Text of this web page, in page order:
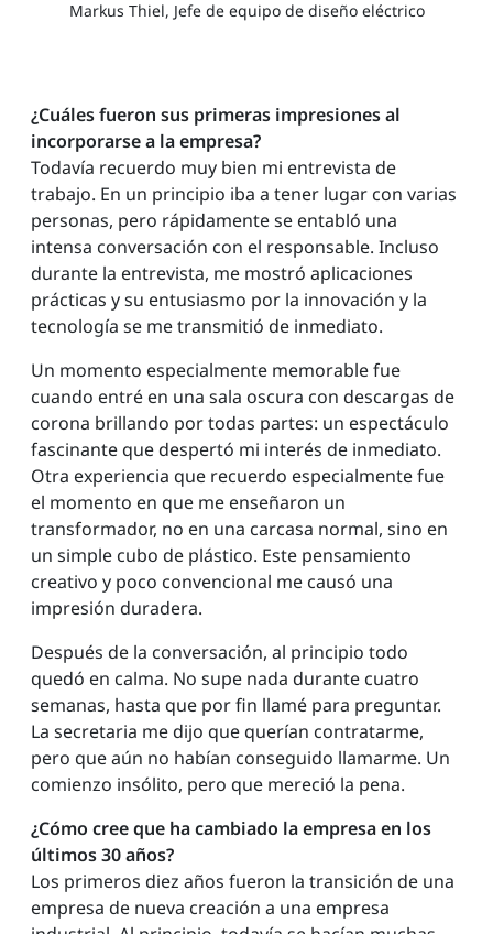
Markus Thiel, Jefe de equipo de diseño eléctrico
¿Cuáles fueron sus primeras impresiones al
incorporarse a la empresa?
Todavía recuerdo muy bien mi entrevista de
trabajo. En un principio iba a tener lugar con varias
personas, pero rápidamente se entabló una
intensa conversación con el responsable. Incluso
durante la entrevista, me mostró aplicaciones
prácticas y su entusiasmo por la innovación y la
tecnología se me transmitió de inmediato.
Un momento especialmente memorable fue
cuando entré en una sala oscura con descargas de
corona brillando por todas partes: un espectáculo
fascinante que despertó mi interés de inmediato.
Otra experiencia que recuerdo especialmente fue
el momento en que me enseñaron un
transformador, no en una carcasa normal, sino en
un simple cubo de plástico. Este pensamiento
creativo y poco convencional me causó una
impresión duradera.
Después de la conversación, al principio todo
quedó en calma. No supe nada durante cuatro
semanas, hasta que por fin llamé para preguntar.
La secretaria me dijo que querían contratarme,
pero que aún no habían conseguido llamarme. Un
comienzo insólito, pero que mereció la pena.
¿Cómo cree que ha cambiado la empresa en los
últimos 30 años?
Los primeros diez años fueron la transición de una
empresa de nueva creación a una empresa